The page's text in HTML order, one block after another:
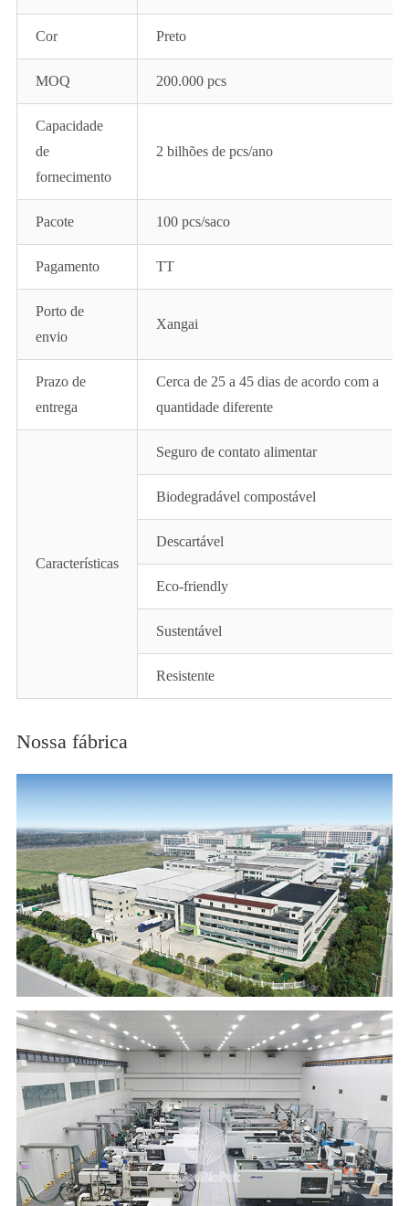
Cor Preto
MOQ 200.000 pcs
Capacidade
de
fornecimento
2 bilhões de pcs/ano
Pacote 100 pcs/saco
Pagamento TT
Porto de
envio
Xangai
Prazo de
entrega
Cerca de 25 a 45 dias de acordo com a
quantidade diferente
Características
Seguro de contato alimentar
Biodegradável compostável
Descartável
Eco-friendly
Sustentável
Resistente
Nossa fábrica